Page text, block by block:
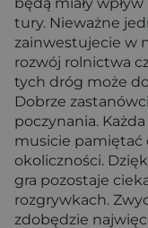
tury. Nieważne
zainwestujecie w
rozwój rolnictwa
tych dróg może
Dobrze
poczynania.
musicie pamiętać
okoliczności.
gra pozostaje
rozgrywkach.
zdobędzie